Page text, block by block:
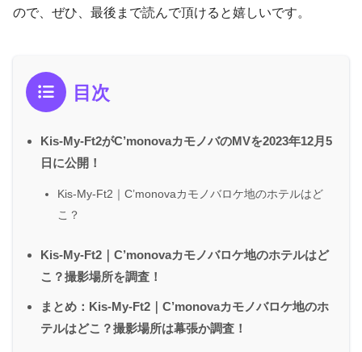
ので、ぜひ、最後まで読んで頂けると嬉しいです。
目次
Kis-My-Ft2がC’monovaカモノバのMVを2023年12月5
日に公開！
Kis-My-Ft2｜C’monovaカモノバロケ地のホテルはど
こ？
Kis-My-Ft2｜C’monovaカモノバロケ地のホテルはど
こ？撮影場所を調査！
まとめ：Kis-My-Ft2｜C’monovaカモノバロケ地のホ
テルはどこ？撮影場所は幕張か調査！